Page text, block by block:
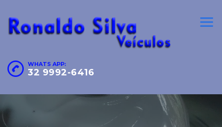
WHATS APP:
32 9992-6416